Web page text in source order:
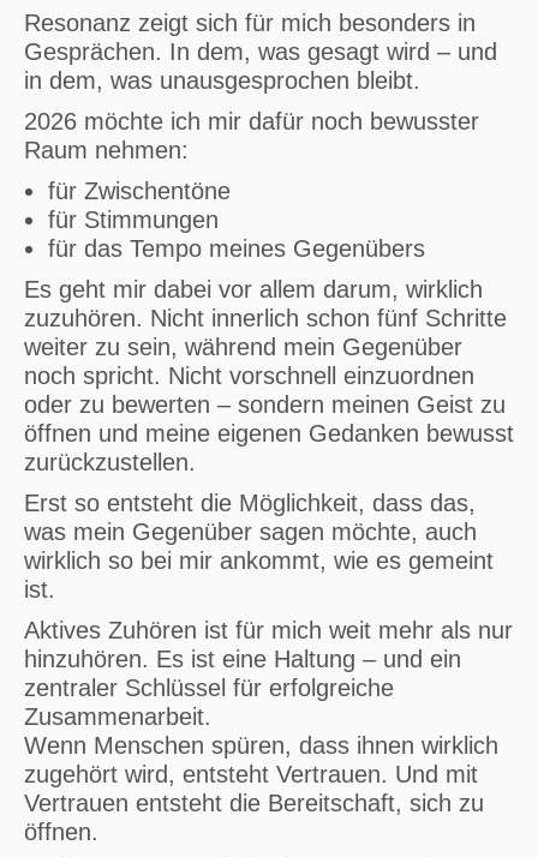
Resonanz zeigt sich für mich besonders in
Gesprächen. In dem, was gesagt wird – und
in dem, was unausgesprochen bleibt.
2026 möchte ich mir dafür noch bewusster
Raum nehmen:
für Zwischentöne
für Stimmungen
für das Tempo meines Gegenübers
Es geht mir dabei vor allem darum, wirklich
zuzuhören. Nicht innerlich schon fünf Schritte
weiter zu sein, während mein Gegenüber
noch spricht. Nicht vorschnell einzuordnen
oder zu bewerten – sondern meinen Geist zu
öffnen und meine eigenen Gedanken bewusst
zurückzustellen.
Erst so entsteht die Möglichkeit, dass das,
was mein Gegenüber sagen möchte, auch
wirklich so bei mir ankommt, wie es gemeint
ist.
Aktives Zuhören ist für mich weit mehr als nur
hinzuhören. Es ist eine Haltung – und ein
zentraler Schlüssel für erfolgreiche
Zusammenarbeit.
Wenn Menschen spüren, dass ihnen wirklich
zugehört wird, entsteht Vertrauen. Und mit
Vertrauen entsteht die Bereitschaft, sich zu
öffnen.